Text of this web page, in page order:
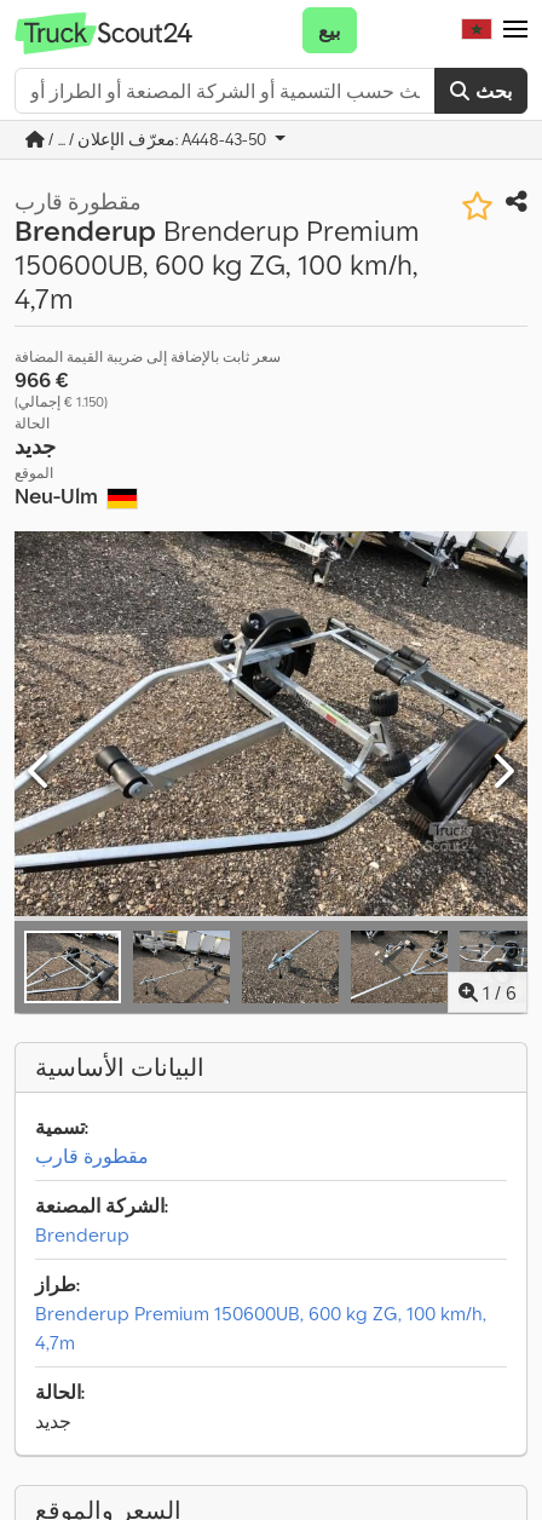
بحث
بيع
/ ... / معرّف الإعلان: A448-43-50
مقطورة قارب
Brenderup Brenderup Premium
150600UB, 600 kg ZG, 100 km/h,
4,7m
سعر ثابت بالإضافة إلى ضريبة القيمة المضافة
‏966 €
(‏1.150 € إجمالي)
الحالة
جديد
الموقع
Neu-Ulm
1 / 6
البيانات الأساسية
تسمية:
مقطورة قارب
الشركة المصنعة:
Brenderup
طراز:
Brenderup Premium 150600UB, 600 kg ZG, 100 km/h,
4,7m
الحالة:
جديد
السعر والموقع